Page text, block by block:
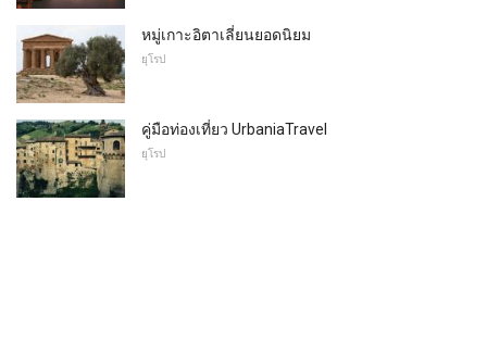
หมู่เกาะอิตาเลี่ยนยอดนิยม
ยุโรป
คู่มือท่องเที่ยว UrbaniaTravel
ยุโรป